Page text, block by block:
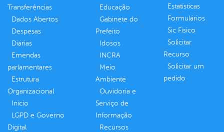
Transferências
Dados Abertos
Despesas
Diárias
Emendas
parlamentares
Estrutura
Organizacional
Inicio
LGPD e Governo
Digital
Educação
Gabinete do
Prefeito
Idosos
INCRA
Meio
Ambiente
Ouvidoria e
Serviço de
Informação
Recursos
Estatísticas
Formulários
Sic Físico
Solicitar
Recurso
Solicitar um
pedido